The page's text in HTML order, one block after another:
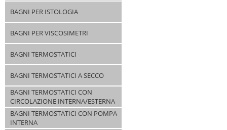
BAGNI PER ISTOLOGIA
BAGNI PER VISCOSIMETRI
BAGNI TERMOSTATICI
BAGNI TERMOSTATICI A SECCO
BAGNI TERMOSTATICI CON
CIRCOLAZIONE INTERNA/ESTERNA
BAGNI TERMOSTATICI CON POMPA
INTERNA